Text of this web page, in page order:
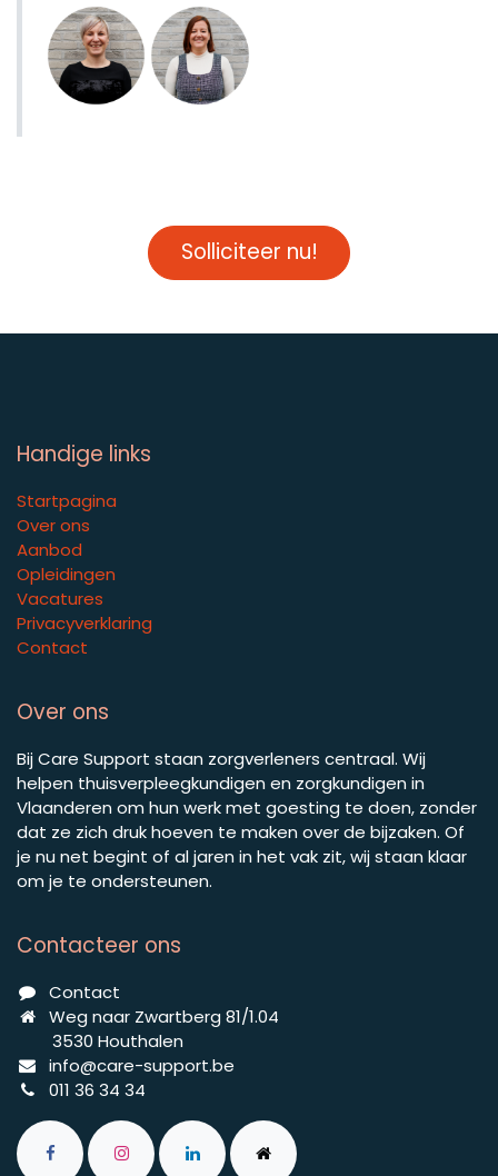
Solliciteer nu!
Handige links
Startpagina
Over ons
Aanbod
Opleidingen
Vacatures
Privacyverklaring
Contact
Over ons
Bij Care Support staan zorgverleners centraal. Wij
helpen thuisverpleegkundigen en zorgkundigen in
Vlaanderen om hun werk met goesting te doen, zonder
dat ze zich druk hoeven te maken over de bijzaken. Of
je nu net begint of al jaren in het vak zit, wij staan klaar
om je te ondersteunen.
Contacteer ons
C​ontact​
Weg naar Zwartberg 81/1.04
3530 Houthalen
info@​​care-support.be
011 36 34 34